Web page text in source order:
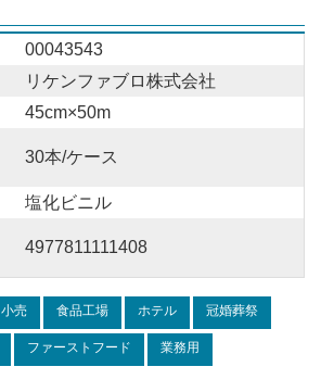
00043543
リケンファブロ株式会社
45cm×50m
30本/ケース
塩化ビニル
4977811111408
小売 食品工場 ホテル 冠婚葬祭
ファーストフード 業務用